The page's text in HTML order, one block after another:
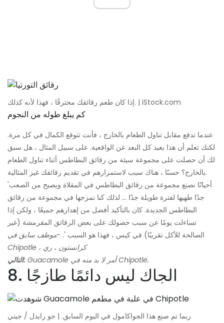
إذا كان طعم رقائقك محترقًا ، فهذا لأنه كذلك. | iStock.com
كم يبلغ طوله من النجوم
عندما تدفع مقابل تناول الطعام بالخارج ، فأنت تتوقع الكمال في كل مرة.
لكنك تعلم أن هذا بعيد كل البعد عن الواقعية. على سبيل المثال ، هل سبق
لك أن حصلت على مجموعة سيئة من رقائق البطاطس أثناء تناول الطعام
بالخارج؟ حسنًا ، هناك سبب لاستمرارهم في تقديم رقائقك غير المثالية.
'أحيانًا نصنع مجموعة من رقائق البطاطس في المقلاة ويصبح من الصعب
جدًا طهيها لفترة طويلة جدًا ... لذلك كنا نمزجها في مجموعة من رقائق
البطاطس الجديدة. كان بالتأكيد أفضل من إهدارهم جميعًا ، ولكن إذا
تساءلت يومًا عن سبب حصولك على بعض الرقائق المقرمشة (غير
الصالحة للأكل تقريبًا) في كيس ، فهذا هو السبب '. -موظف سابق في
Chipotle ، كرانستون ، ري
التالي:
Guacamole أمر لا بد منه في Chipotle.
8. الجاك ليس دائمًا طازجًا
ربما تم صنع هذا الجواكامول في اليوم السابق. | جو رايدل / جيتي